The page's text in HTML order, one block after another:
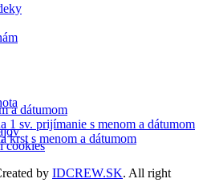
a dátumom
1 sv. prijímanie s menom a dátumom
krst s menom a dátumom
cookies
by IDCREW.SK. All right